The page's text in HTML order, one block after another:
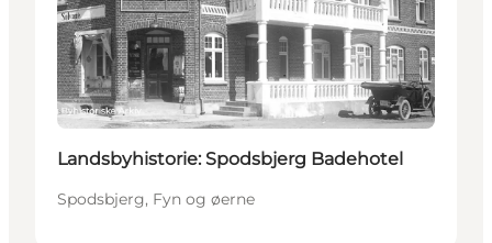
Landsbyhistorie: Spodsbjerg Badehotel
Spodsbjerg, Fyn og øerne